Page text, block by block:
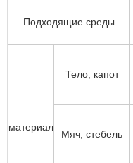
Подходящие среды
материал
Тело, капот
Мяч, стебель